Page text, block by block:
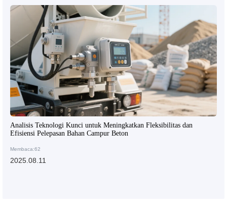
Analisis Teknologi Kunci untuk Meningkatkan Fleksibilitas dan
Efisiensi Pelepasan Bahan Campur Beton
Membaca:62
2025.08.11